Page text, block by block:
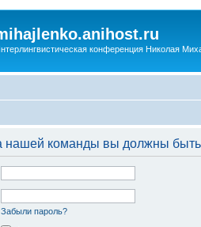
конференция Николая
нашей команды вы должны
Забыли пароль?